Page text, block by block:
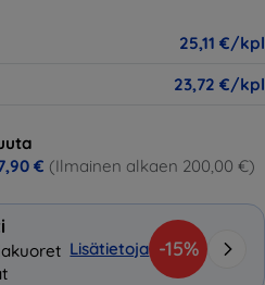
25,11 €/kpl
23,72 €/kpl
€ (Ilmainen alkaen 200,00 €)
Lisätietoja -15%